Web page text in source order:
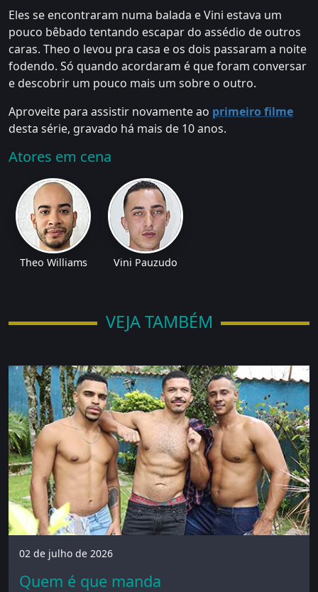
Eles se encontraram numa balada e Vini estava um
pouco bêbado tentando escapar do assédio de outros
caras. Theo o levou pra casa e os dois passaram a noite
fodendo. Só quando acordaram é que foram conversar
e descobrir um pouco mais um sobre o outro.
Aproveite para assistir novamente ao primeiro filme
desta série, gravado há mais de 10 anos.
Atores em cena
Theo Williams Vini Pauzudo
VEJA TAMBÉM
02 de julho de 2026
Quem é que manda